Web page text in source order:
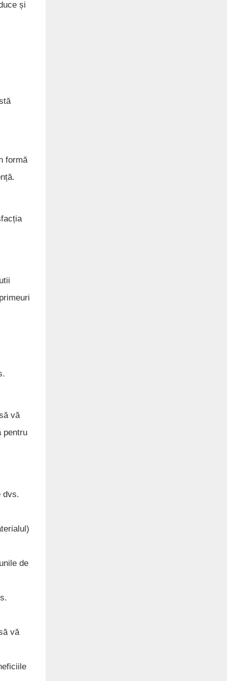
și
formă
vă
pentru
dvs.
de
vă